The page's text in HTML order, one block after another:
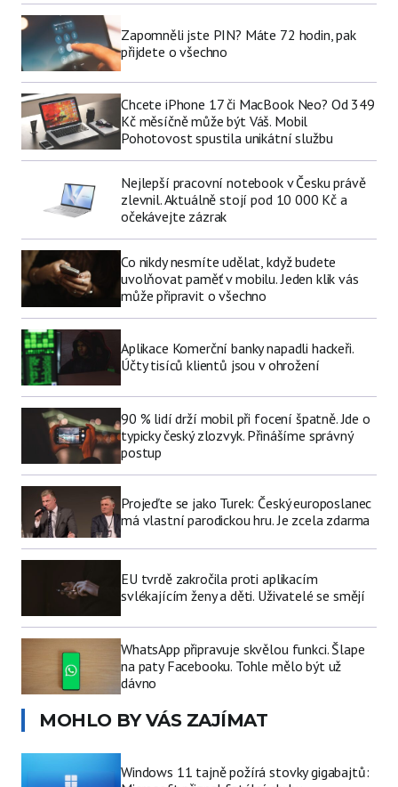
Zapomněli jste PIN? Máte 72 hodin, pak
přijdete o všechno
Chcete iPhone 17 či MacBook Neo? Od 349
Kč měsíčně může být Váš. Mobil
Pohotovost spustila unikátní službu
Nejlepší pracovní notebook v Česku právě
zlevnil. Aktuálně stojí pod 10 000 Kč a
očekávejte zázrak
Co nikdy nesmíte udělat, když budete
uvolňovat paměť v mobilu. Jeden klik vás
může připravit o všechno
Aplikace Komerční banky napadli hackeři.
Účty tisíců klientů jsou v ohrožení
90 % lidí drží mobil při focení špatně. Jde o
typicky český zlozvyk. Přinášíme správný
postup
Projeďte se jako Turek: Český europoslanec
má vlastní parodickou hru. Je zcela zdarma
EU tvrdě zakročila proti aplikacím
svlékajícím ženy a děti. Uživatelé se smějí
WhatsApp připravuje skvělou funkci. Šlape
na paty Facebooku. Tohle mělo být už
dávno
MOHLO BY VÁS ZAJÍMAT
Windows 11 tajně požírá stovky gigabajtů: